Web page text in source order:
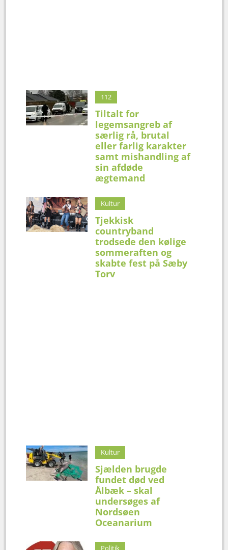
112
Tiltalt for
legemsangreb af
særlig rå, brutal
eller farlig karakter
samt mishandling af
sin afdøde
ægtemand
Kultur
Tjekkisk
countryband
trodsede den kølige
sommeraften og
skabte fest på Sæby
Torv
Kultur
Sjælden brugde
fundet død ved
Ålbæk – skal
undersøges af
Nordsøen
Oceanarium
Politik